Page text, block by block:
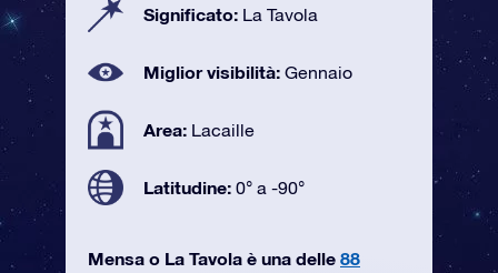
Significato: La Tavola
Miglior visibilità: Gennaio
Area: Lacaille
Latitudine: 0° a -90°
Mensa o La Tavola è una delle 88